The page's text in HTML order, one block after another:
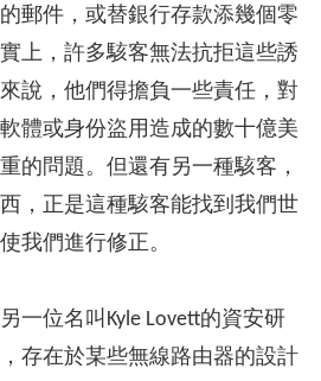
郵件，或替銀行存款添幾個零
上，許多駭客無法抗拒這些誘
說，他們得擔負一些責任，對
體或身份盜用造成的數十億美
的問題。但還有另一種駭客，
，正是這種駭客能找到我們世
我們進行修正。
一位名叫Kyle Lovett的資安研
存在於某些無線路由器的設計